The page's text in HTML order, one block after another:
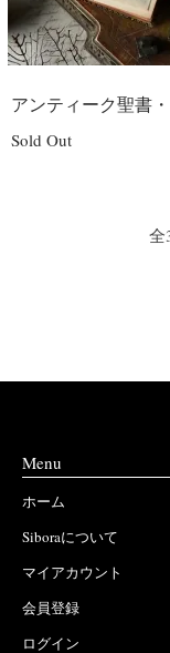
アンティーク聖書
Sold Out
全
Menu
ホーム
Siboraについて
マイアカウント
会員登録
ログイン